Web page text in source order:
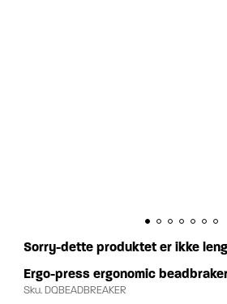
Sorry-dette produktet er ikke
Ergo-press ergonomic
Sku.DQBEADBREAKER